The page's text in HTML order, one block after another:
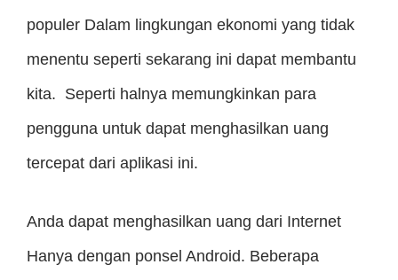
populer Dalam lingkungan ekonomi yang tidak
menentu seperti sekarang ini dapat membantu
kita. Seperti halnya memungkinkan para
pengguna untuk dapat menghasilkan uang
tercepat dari aplikasi ini.
Anda dapat menghasilkan uang dari Internet
Hanya dengan ponsel Android. Beberapa